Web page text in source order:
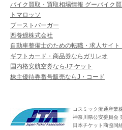
バイク買取・買取相場情報 グーバイク
トマロッソ
ブーストバーガー
西養鰻株式会社
自動車整備士のための転職・求人サイト
ギフトカード・商品券ならガリレオ
国内格安航空券ならJチケット
株主優待券番号販売ならJ・コード
コスミック流通産業
神奈川県公安委員会
日本チケット商協同